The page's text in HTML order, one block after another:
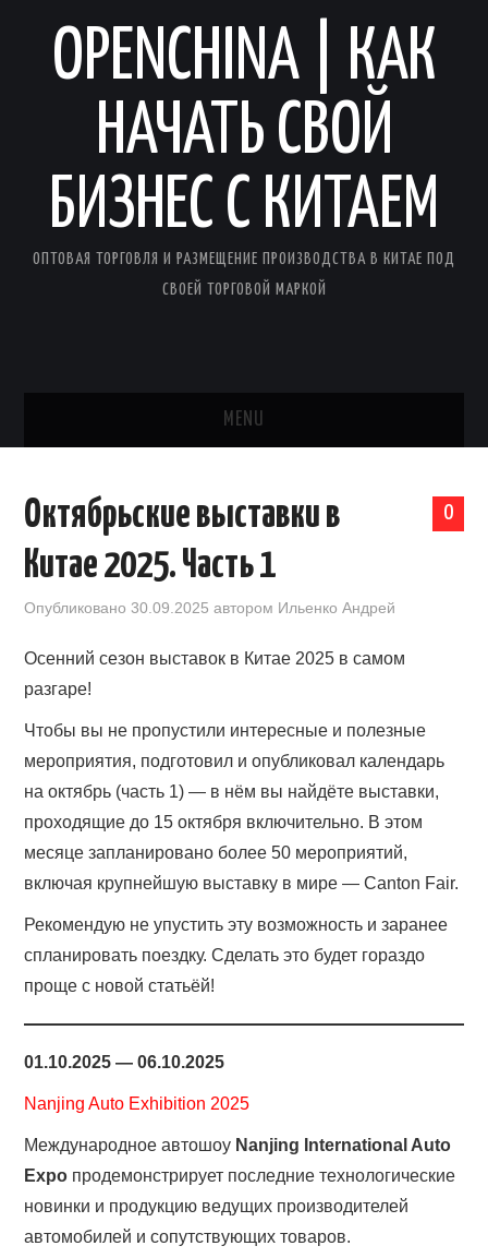
OPENCHINA | КАК
НАЧАТЬ СВОЙ
БИЗНЕС С КИТАЕМ
ОПТОВАЯ ТОРГОВЛЯ И РАЗМЕЩЕНИЕ ПРОИЗВОДСТВА В КИТАЕ ПОД
СВОЕЙ ТОРГОВОЙ МАРКОЙ
MENU
КАЛЕНДАРЬ ВЫСТАВОК В КИТАЕ
НОВОСТИ КИТАЯ
ОБУЧЕНИЕ
УСЛУГИ ПО БИЗНЕСУ С КИТАЕМ |
OPENCHINA
ТОВАРЫ ИЗ КИТАЯ
СТАТЬИ
0
Октябрьские выставки в
Китае 2025. Часть 1
Опубликовано30.09.2025 автором Ильенко Андрей
Осенний сезон выставок в Китае 2025 в самом
разгаре!
Чтобы вы не пропустили интересные и полезные
мероприятия, подготовил и опубликовал календарь
на октябрь (часть 1) — в нём вы найдёте выставки,
проходящие до 15 октября включительно. В этом
месяце запланировано более 50 мероприятий,
включая крупнейшую выставку в мире — Canton Fair.
Рекомендую не упустить эту возможность и заранее
спланировать поездку. Сделать это будет гораздо
проще с новой статьёй!
01.10.2025 — 06.10.2025
Nanjing Auto Exhibition 2025
Международное автошоу Nanjing International Auto
Expo продемонстрирует последние технологические
новинки и продукцию ведущих производителей
автомобилей и сопутствующих товаров.